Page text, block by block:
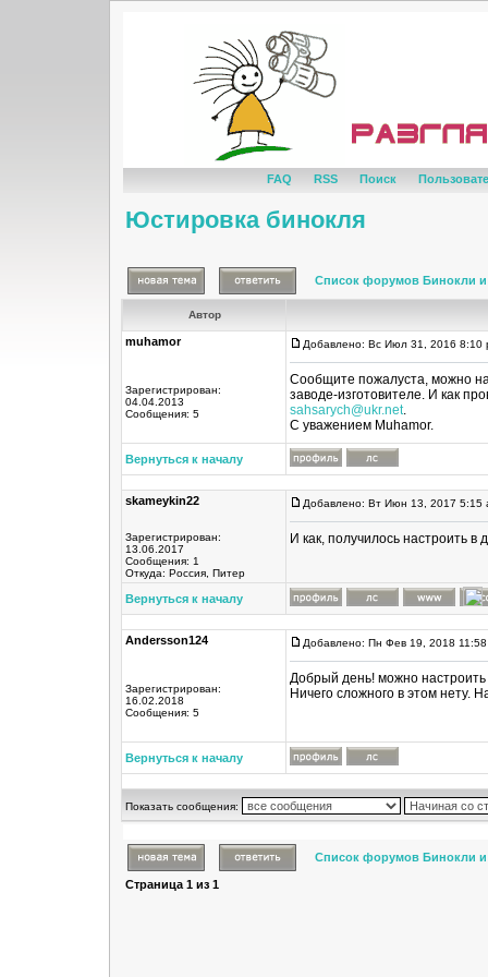
FAQ RSS Поиск
Юстировка бинокля
Список форумов Бинокли и
Автор
muhamor
Зарегистрирован:
04.04.2013
Сообщения: 5
Добавлено: Вс Июл 31, 2016 8:10
Сообщите пожалуста, можно
заводе-изготовителе. И как
sahsarych@ukr.net.
С уважением Muhamor.
Вернуться к началу
skameykin22
Зарегистрирован:
13.06.2017
Сообщения: 1
Откуда: Россия, Питер
Добавлено: Вт Июн 13, 2017 5:15
И как, получилось настроить в
Вернуться к началу
Andersson124
Зарегистрирован:
16.02.2018
Сообщения: 5
Добавлено: Пн Фев 19, 2018 11:58
Добрый день! можно
Ничего сложного в этом нету.
Вернуться к началу
Показать сообщения:
Список форумов Бинокли и
Страница 1 из 1